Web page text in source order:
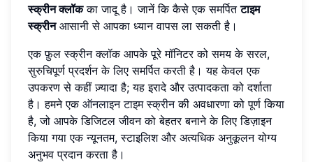
स्क्रीन क्लॉकका जादू है। जानें कि कैसे एक समर्पितटाइम
स्क्रीनआसानी से आपका ध्यान वापस ला सकती है।
एक फ़ुल स्क्रीन क्लॉक आपके पूरे मॉनिटर को समय के सरल,
सुरुचिपूर्ण प्रदर्शन के लिए समर्पित करती है। यह केवल एक
उपकरण से कहीं ज़्यादा है; यह इरादे और उत्पादकता को दर्शाता
है। हमने एक ऑनलाइन टाइम स्क्रीनकी अवधारणा को पूर्ण किया
है, जो आपके डिजिटल जीवन को बेहतर बनाने के लिए डिज़ाइन
किया गया एक न्यूनतम, स्टाइलिश और अत्यधिक अनुकूलन योग्य
अनुभव प्रदान करता है।